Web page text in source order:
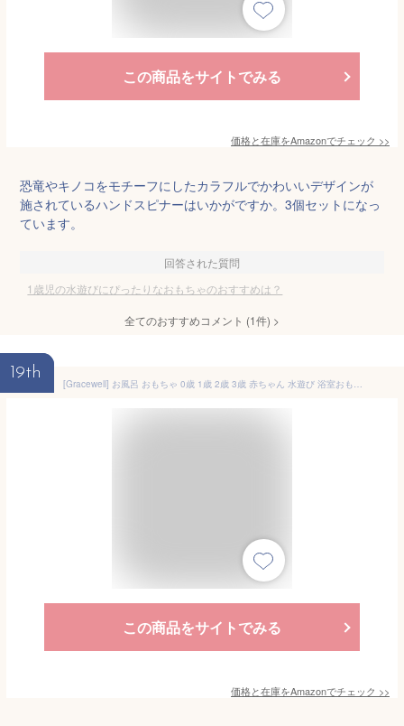
この商品をサイトでみる
価格と在庫をAmazonでチェック >>
恐竜やキノコをモチーフにしたカラフルでかわいいデザインが
施されているハンドスピナーはいかがですか。3個セットになっ
ています。
回答された質問
1歳児の水遊びにぴったりなおもちゃのおすすめは？
全てのおすすめコメント (1件) >
19th
[Gracewell] お風呂 おもちゃ 0歳 1歳 2歳 3歳 赤ちゃん 水遊び 浴室おもちゃ 人気 可愛い 子供 男の子 女の子 出産祝い 誕生日 プレゼント (3個セット 動物)
この商品をサイトでみる
価格と在庫をAmazonでチェック >>